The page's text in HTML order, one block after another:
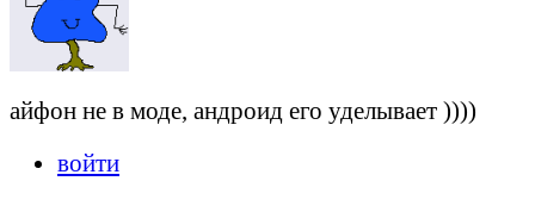
айфон не в моде, андроид его уделывает ))))
войти